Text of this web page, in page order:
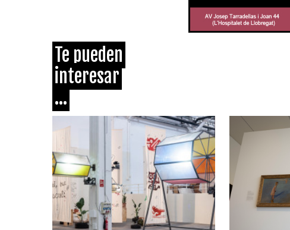
Te pueden
interesar
...